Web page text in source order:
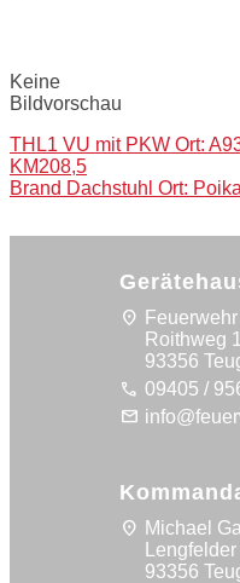
Keine
Bildvorschau
Post
navigation
THL1 VU mit PKW Ort:
KM208,5
Brand Dachstuhl Ort:
location_on
Roithweg
93356
call 09405 /
mail
location_on Michael
93356